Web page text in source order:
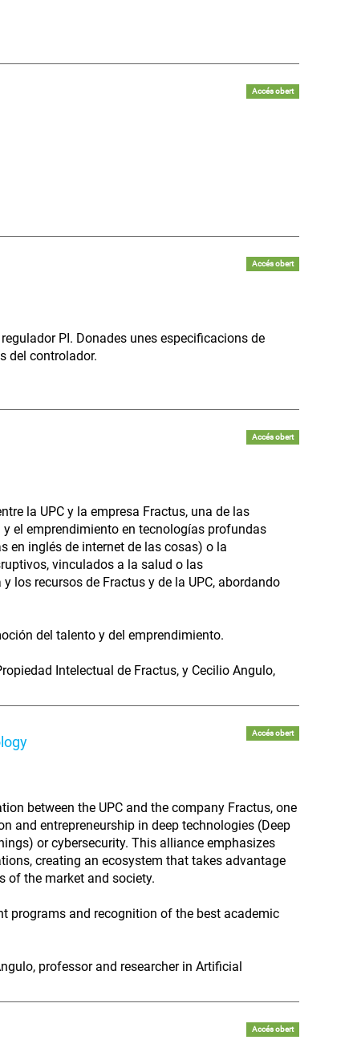
Accés obert
Accés obert
PI. Donades unes especificacions de
del controlador.
Accés obert
la UPC y la empresa Fractus, una de las
el emprendimiento en tecnologías profundas
en inglés de internet de las cosas) o la
vinculados a la salud o las
los recursos de Fractus y de la UPC, abordando
del talento y del emprendimiento.
Intelectual de Fractus, y Cecilio Angulo,
Accés obert
between the UPC and the company Fractus, one
and entrepreneurship in deep technologies (Deep
or cybersecurity. This alliance emphasizes
creating an ecosystem that takes advantage
of the market and society.
programs and recognition of the best academic
professor and researcher in Artificial
Accés obert